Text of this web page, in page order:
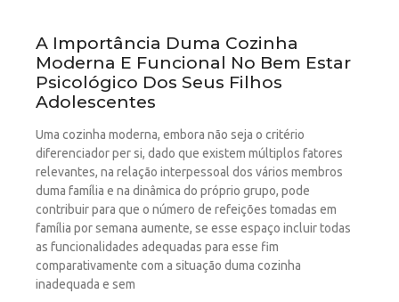
A Importância Duma Cozinha
Moderna E Funcional No Bem Estar
Psicológico Dos Seus Filhos
Adolescentes
Uma cozinha moderna, embora não seja o critério
diferenciador per si, dado que existem múltiplos fatores
relevantes, na relação interpessoal dos vários membros
duma família e na dinâmica do próprio grupo, pode
contribuir para que o número de refeições tomadas em
família por semana aumente, se esse espaço incluir todas
as funcionalidades adequadas para esse fim
comparativamente com a situação duma cozinha
inadequada e sem